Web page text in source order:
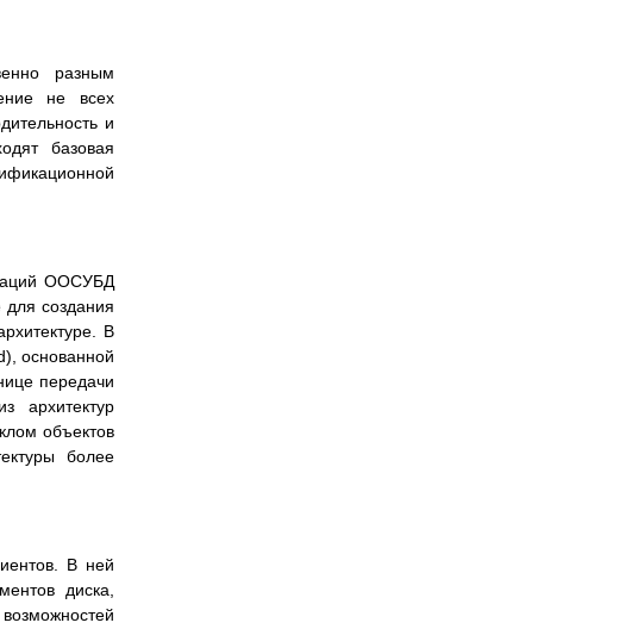
разным
не всех
и
базовая
ООСУБД
создания
В
основанной
передачи
архитектур
объектов
более
В ней
диска,